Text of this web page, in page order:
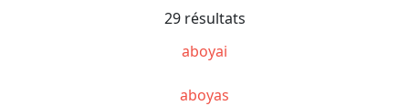
29 résultats
aboyai
aboyas